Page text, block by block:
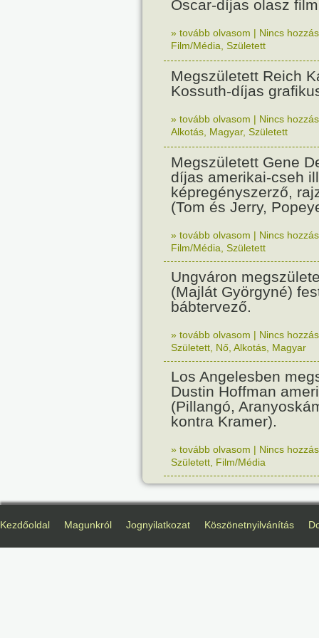
Oscar-díjas olasz
» tovább olvasom | Nincs
Film/Média Született
Megszületett Reich
Kossuth-díjas
» tovább olvasom | Nincs
Alkotás Magyar, Született
Megszületett Gene
díjas amerikai-cseh
képregényszerző,
(Tom és Jerry,
» tovább olvasom | Nincs
Film/Média Született
Ungváron
(Majlát Györgyné)
bábtervező.
» tovább olvasom | Nincs
Született Nő Alkotás Magyar
Los Angelesben
Dustin Hoffman
(Pillangó,
kontra Kramer).
» tovább olvasom | Nincs
Született Film/Média
Kezdőoldal Magunkról Jognyilatkozat Köszönetnyilvánítás